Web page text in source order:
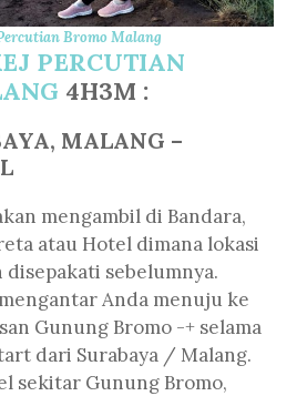
Bromo Malang
PERCUTIAN
4H3M :
MALANG –
mengambil di Bandara,
atau Hotel dimana lokasi
disepakati sebelumnya.
Anda menuju ke
Gunung Bromo -+ selama
dari Surabaya / Malang.
sekitar Gunung Bromo,